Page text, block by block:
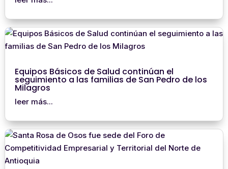
Equipos Básicos de Salud continúan el
seguimiento a las familias de San Pedro de los
Milagros
leer más...